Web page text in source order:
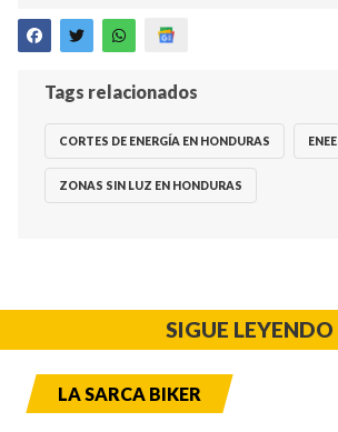
Tags relacionados
CORTES DE ENERGÍA EN HONDURAS ENEE
ZONAS SIN LUZ EN HONDURAS
SIGUE LEYENDO
LA SARCA BIKER